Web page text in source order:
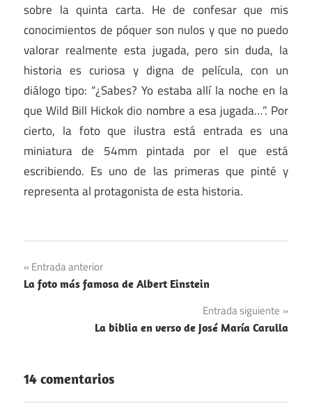
sobre la quinta carta. He de confesar que mis
conocimientos de póquer son nulos y que no puedo
valorar realmente esta jugada, pero sin duda, la
historia es curiosa y digna de película, con un
diálogo tipo: “¿Sabes? Yo estaba allí la noche en la
que Wild Bill Hickok dio nombre a esa jugada…”. Por
cierto, la foto que ilustra está entrada es una
miniatura de 54mm pintada por el que está
escribiendo. Es uno de las primeras que pinté y
representa al protagonista de esta historia.
Navegación
de
entradas
Entrada anterior
La foto más famosa de Albert Einstein
Entrada siguiente
La biblia en verso de José María Carulla
14 comentarios